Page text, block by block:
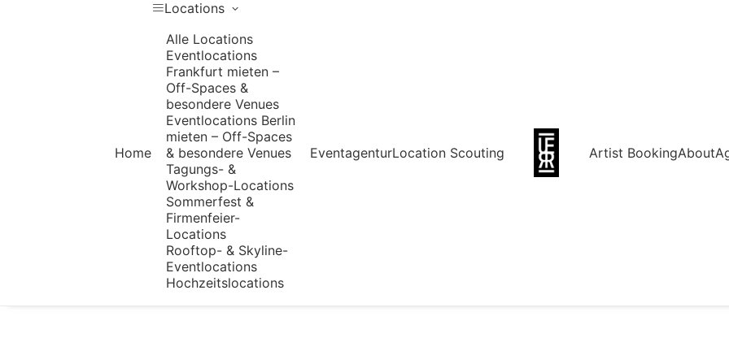
Home
Locations
Alle Locations
Eventlocations
Frankfurt mieten –
Off-Spaces &
besondere Venues
Eventlocations Berlin
mieten – Off-Spaces
& besondere Venues
Tagungs- &
Workshop-Locations
Sommerfest &
Firmenfeier-
Locations
Rooftop- & Skyline-
Eventlocations
Hochzeitslocations
EventagenturLocation Scouting Artist BookingAbout